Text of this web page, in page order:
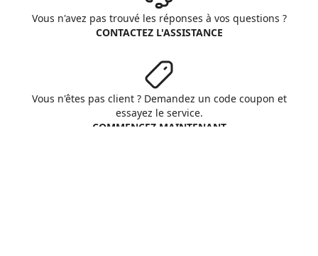
Vous n'avez pas trouvé les réponses à vos questions ?
CONTACTEZ L'ASSISTANCE
Vous n'êtes pas client ? Demandez un code coupon et
essayez le service.
COMMENCEZ MAINTENANT